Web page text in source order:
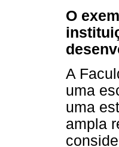
O
A
uma
uma
ampla